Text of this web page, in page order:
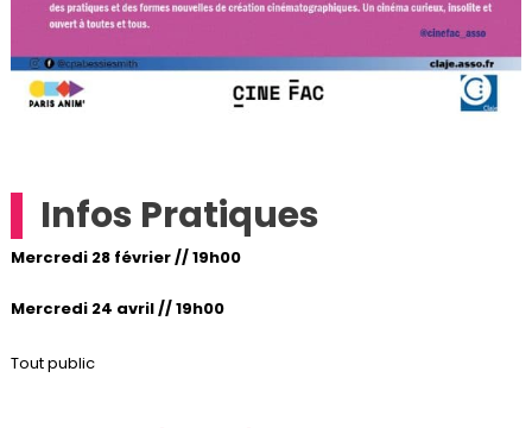
Infos Pratiques
Mercredi 28 février // 19h00
Mercredi 24 avril // 19h00
Tout public